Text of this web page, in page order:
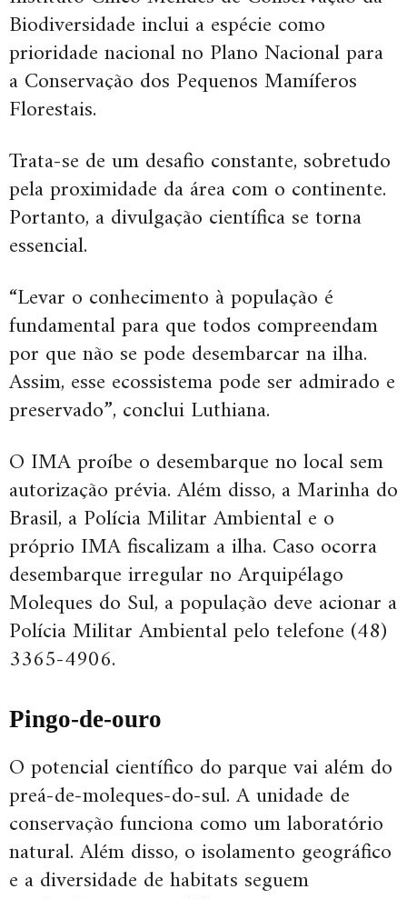
Biodiversidade inclui a espécie como
prioridade nacional no Plano Nacional para
a Conservação dos Pequenos Mamíferos
Florestais.
Trata-se de um desafio constante, sobretudo
pela proximidade da área com o continente.
Portanto, a divulgação científica se torna
essencial.
“Levar o conhecimento à população é
fundamental para que todos compreendam
por que não se pode desembarcar na ilha.
Assim, esse ecossistema pode ser admirado e
preservado”, conclui Luthiana.
O IMA proíbe o desembarque no local sem
autorização prévia. Além disso, a Marinha do
Brasil, a Polícia Militar Ambiental e o
próprio IMA fiscalizam a ilha. Caso ocorra
desembarque irregular no Arquipélago
Moleques do Sul, a população deve acionar a
Polícia Militar Ambiental pelo telefone (48)
3365-4906.
Pingo-de-ouro
O potencial científico do parque vai além do
preá-de-moleques-do-sul. A unidade de
conservação funciona como um laboratório
natural. Além disso, o isolamento geográfico
e a diversidade de habitats seguem